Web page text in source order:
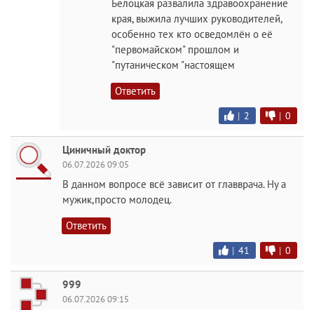
Белоцкая развалила здравоохранение
края, выжила лучших руководителей,
особенно тех кто осведомлён о её
"первомайском" прошлом и
"путаническом "настоящем
Ответить
| 2 | 0
Циничный доктор
06.07.2026 09:05
В данном вопросе всё зависит от главврача. Ну а
мужик,просто молодец.
Ответить
| 41 | 0
999
06.07.2026 09:15